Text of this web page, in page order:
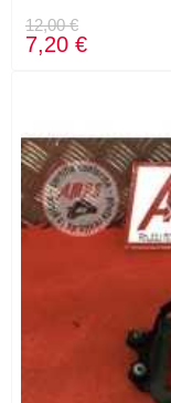
12,00 €
7,20 €